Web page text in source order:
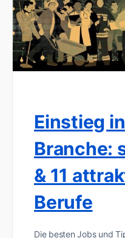
Einstieg
Branche:
& 11
Berufe
Die besten Jobs und